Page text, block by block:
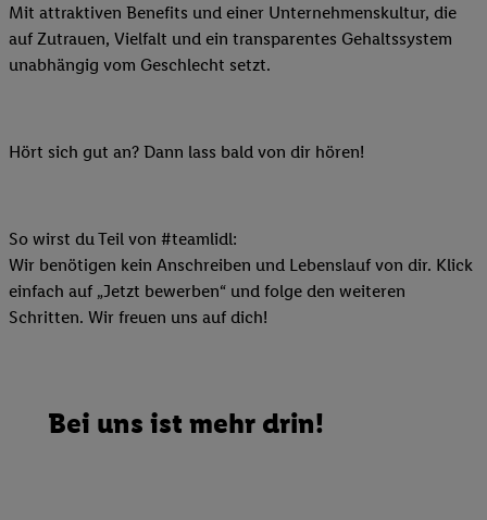
Mit attraktiven Benefits und einer Unternehmenskultur, die
auf Zutrauen, Vielfalt und ein transparentes Gehaltssystem
unabhängig vom Geschlecht setzt.
Hört sich gut an? Dann lass bald von dir hören!
So wirst du Teil von #teamlidl:
Wir benötigen kein Anschreiben und Lebenslauf von dir. Klick
einfach auf „Jetzt bewerben“ und folge den weiteren
Schritten. Wir freuen uns auf dich!
Bei uns ist mehr drin!